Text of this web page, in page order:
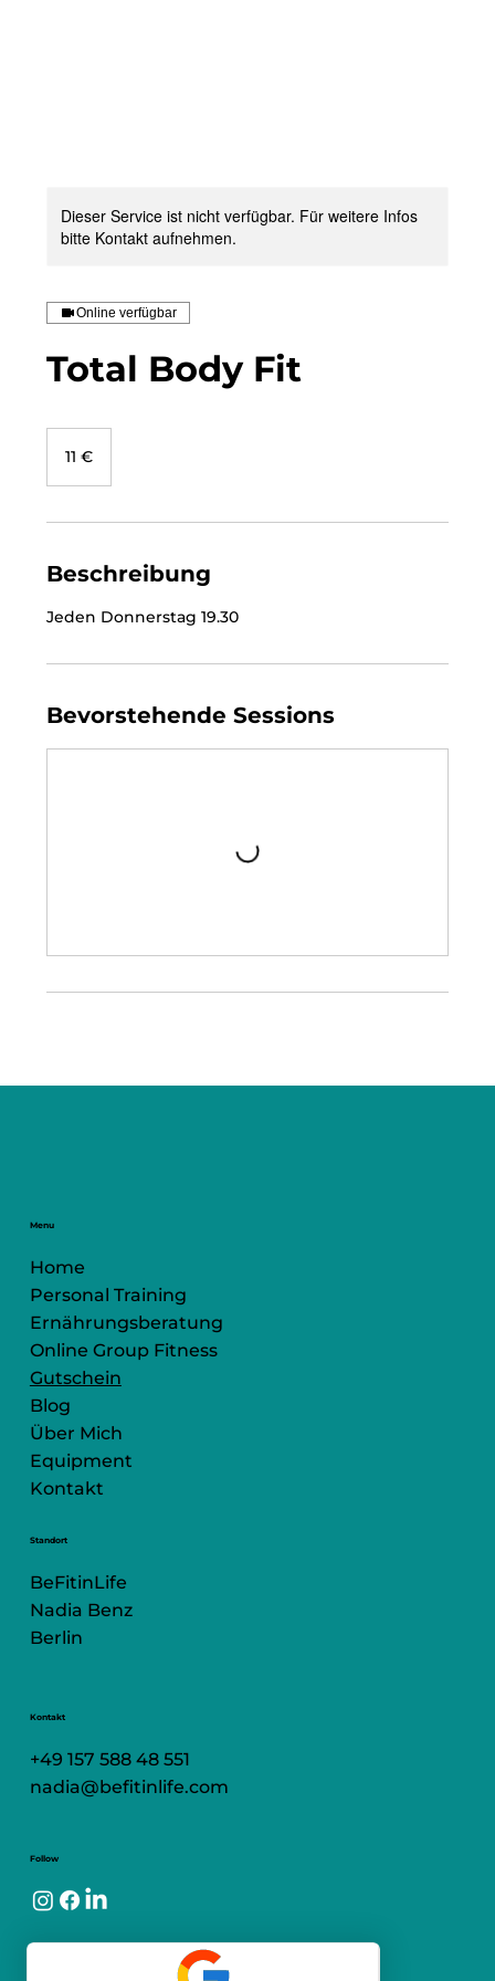
Dieser Service ist nicht verfügbar. Für weitere Infos
bitte Kontakt aufnehmen.
Online verfügbar
Total Body Fit
11 €
Beschreibung
Jeden Donnerstag 19.30
Bevorstehende Sessions
Menu
Home
Personal Training
Ernährungsberatung
Online Group Fitness
Gutschein
Blog
Über Mich
Equipment
Kontakt
Standort
BeFitinLife
Nadia Benz
Berlin
Kontakt
+49 157 588 48 551
nadia@befitinlife.com
Follow